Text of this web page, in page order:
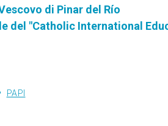
di Pinar del Río
del "Catholic International
PAPI